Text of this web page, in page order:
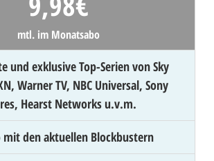
mtl. im Monatsabo
und exklusive Top-Serien von Sky
Warner TV, NBC Universal, Sony
Hearst Networks u.v.m.
mit den aktuellen Blockbustern